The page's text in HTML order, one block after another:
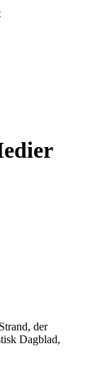
der
Dagblad,